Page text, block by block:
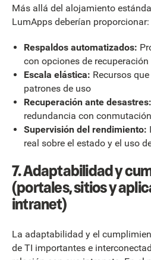
Más allá del alojamiento
LumApps deberían proporcionar:
Respaldos automatizados:
con opciones de recuperación
Escala elástica: Recursos
patrones de uso
Recuperación ante desastres:
redundancia con
Supervisión del rendimiento:
real sobre el estado y el uso
7. Adaptabilidad y
(portales, sitios y
intranet)
La adaptabilidad y el
de TI importantes e